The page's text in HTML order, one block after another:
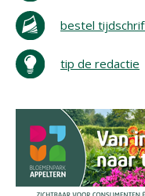
bestel
tip de redactie